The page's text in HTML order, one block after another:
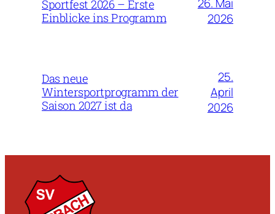
Sportfest 2026 – Erste
Einblicke ins Programm
26. Mai
2026
Das neue
Wintersportprogramm der
Saison 2027 ist da
25.
April
2026